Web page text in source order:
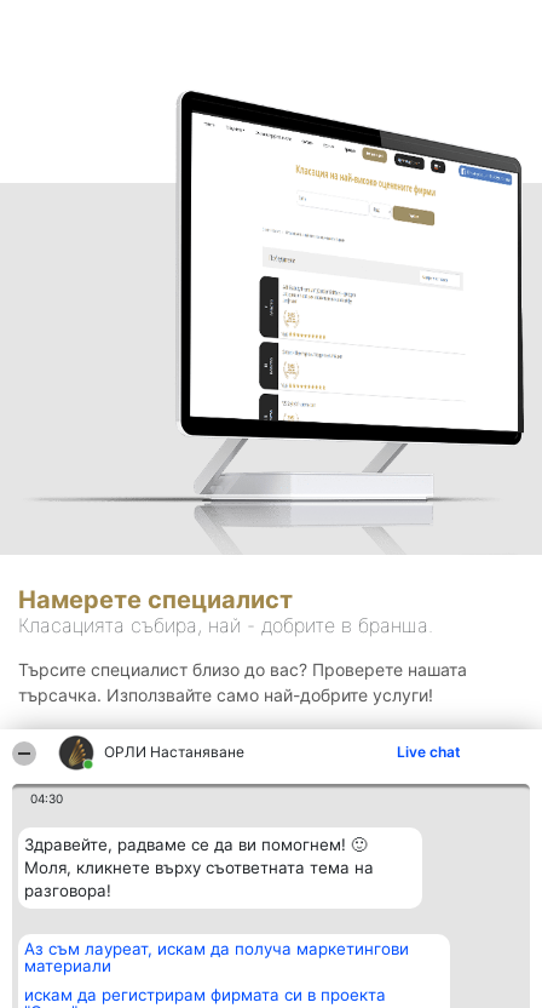
ОРЛИ Настаняване Live chat
04:30
Здравейте, радваме се да ви помогнем! 🙂
Моля, кликнете върху съответната тема на
разговора!
Аз съм лауреат, искам да получа маркетингови
материали
искам да регистрирам фирмата си в проекта
Намерете специалист
Класацията събира, най - добрите в бранша.
Търсите специалист близо до вас? Проверете нашата
търсачка. Използвайте само най-добрите услуги!
Организатор на
класиране
BulevardulAleea Timișul De
Класация
всички
Контакти